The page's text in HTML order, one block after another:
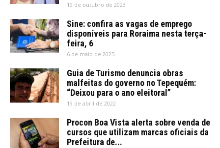
19 de outubro de 2023
Sine: confira as vagas de emprego
disponíveis para Roraima nesta terça-
feira, 6
6 de maio de 2025
Guia de Turismo denuncia obras
malfeitas do governo no Tepequém:
“Deixou para o ano eleitoral”
19 de abril de 2022
Procon Boa Vista alerta sobre venda de
cursos que utilizam marcas oficiais da
Prefeitura de...